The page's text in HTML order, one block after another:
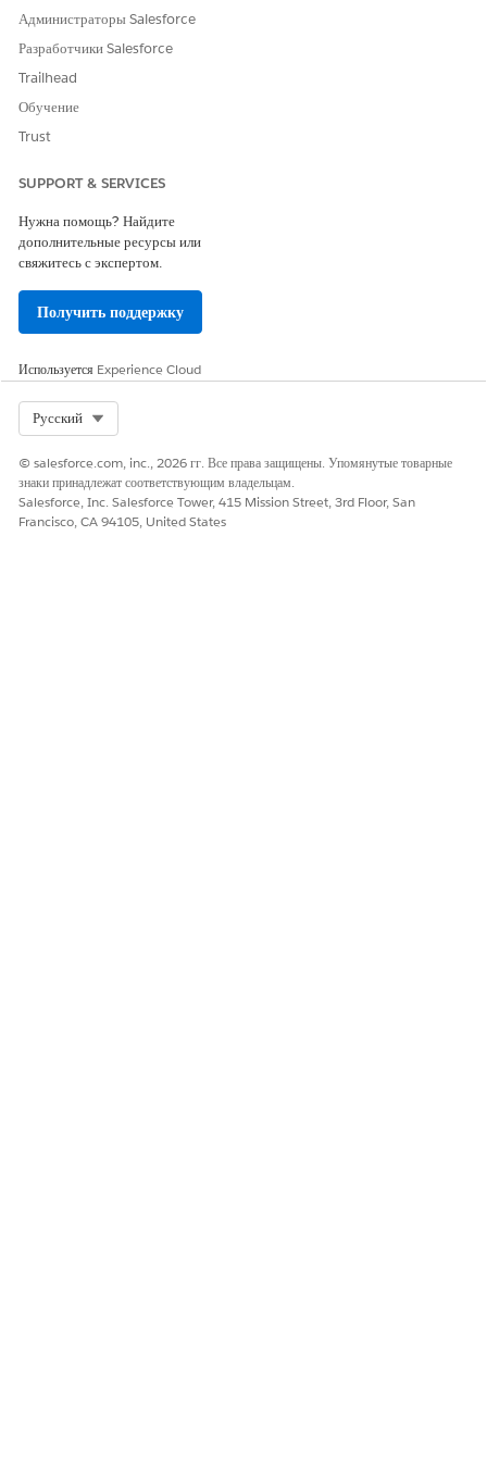
Администраторы Salesforce
Разработчики Salesforce
Trailhead
Обучение
Trust
SUPPORT & SERVICES
Нужна помощь? Найдите
дополнительные ресурсы или
свяжитесь с экспертом.
Получить поддержку
Используется Experience Cloud
Русский
© salesforce.com, inc., 2026 гг. Все права защищены. Упомянутые товарные
знаки принадлежат соответствующим владельцам.
Salesforce, Inc. Salesforce Tower, 415 Mission Street, 3rd Floor, San
Francisco, CA 94105, United States